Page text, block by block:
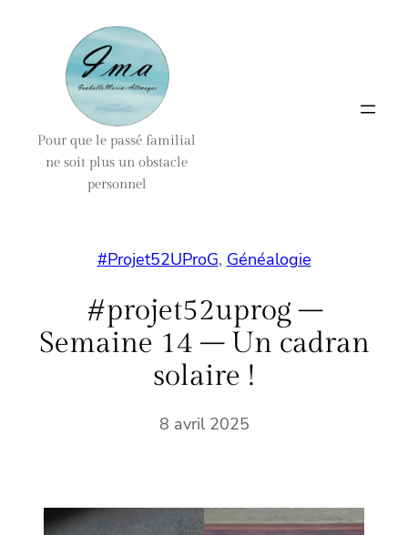
Pour que le passé familial
ne soit plus un obstacle
personnel
#Projet52UProG, Généalogie
#projet52uprog –
Semaine 14 – Un cadran
solaire !
8 avril 2025